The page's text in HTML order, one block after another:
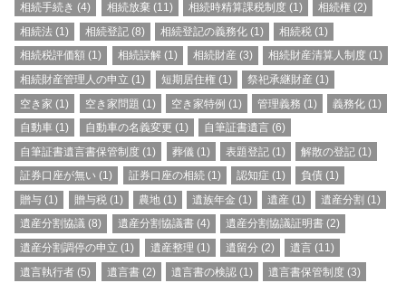
相続手続き (4) 相続放棄 (11) 相続時精算課税制度(1) 相続権 (2)
相続法 (1) 相続登記(8) 相続登記の義務化(1) 相続税 (1)
相続税評価額 (1) 相続誤解(1) 相続財産(3) 相続財産清算人制度 (1)
相続財産管理人の申立 (1) 短期居住権(1) 祭祀承継財産(1)
空き家 (1) 空き家問題 (1) 空き家特例 (1) 管理義務 (1) 義務化 (1)
自動車 (1) 自動車の名義変更 (1) 自筆証書遺言(6)
自筆証書遺言書保管制度 (1) 葬儀(1) 表題登記(1) 解散の登記 (1)
証券口座が無い (1) 証券口座の相続(1) 認知症 (1) 負債 (1)
贈与 (1) 贈与税(1) 農地(1) 遺族年金 (1) 遺産 (1) 遺産分割 (1)
遺産分割協議 (8) 遺産分割協議書(4) 遺産分割協議証明書(2)
遺産分割調停の申立 (1) 遺産整理 (1) 遺留分 (2) 遺言 (11)
遺言執行者 (5) 遺言書(2) 遺言書の検認(1) 遺言書保管制度 (3)